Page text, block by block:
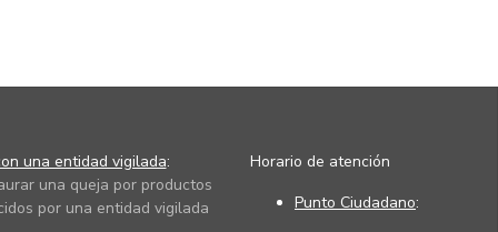
una entidad vigilada:
una queja por productos
por una entidad vigilada
Horario de atención
Punto Ciudadano: